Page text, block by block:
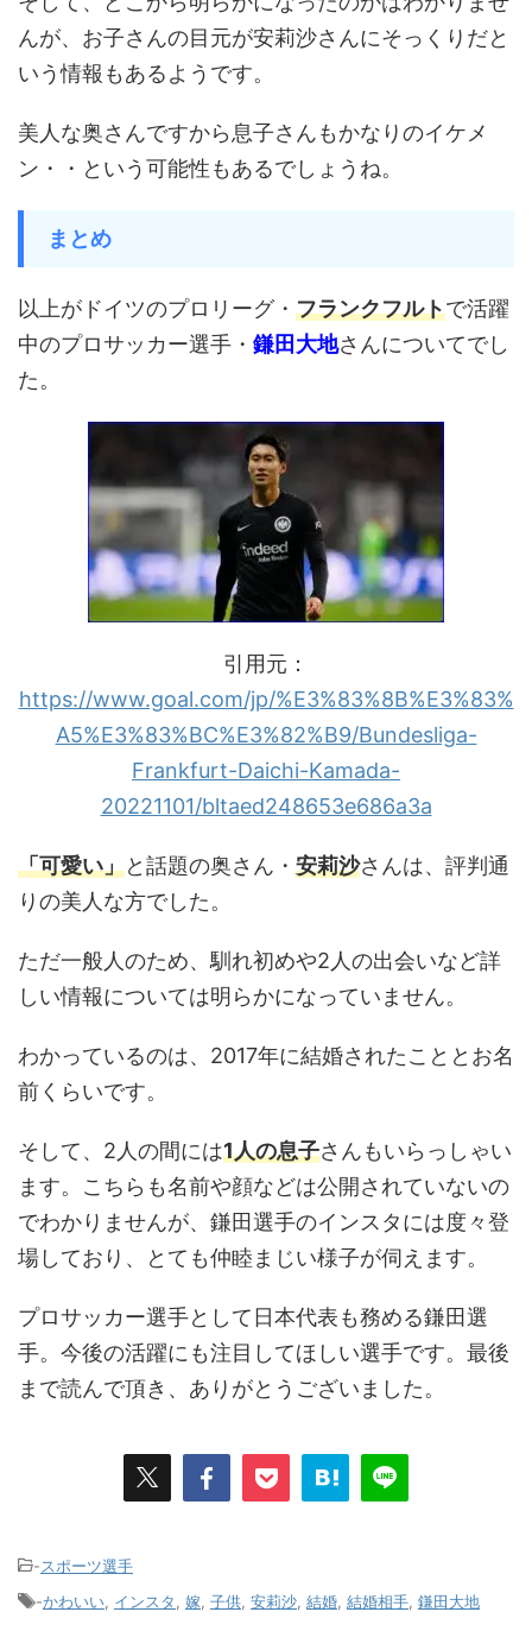
んが、お子さんの目元が安莉沙さんにそっくりだと
いう情報もあるようです。
美人な奥さんですから息子さんもかなりのイケメ
ン・・という可能性もあるでしょうね。
まとめ
以上がドイツのプロリーグ・ フランクフルトで活躍
中のプロサッカー選手・ 鎌田大地さんについてでし
た。
引用元：
https://www.goal.com/jp/%E3%83%8B%E3%83%
A5%E3%83%BC%E3%82%B9/Bundesliga-
Frankfurt-Daichi-Kamada-
20221101/bltaed248653e686a3a
「可愛い」と話題の奥さん・ 安莉沙さんは、評判通
りの美人な方でした。
ただ一般人のため、馴れ初めや2人の出会いなど詳
しい情報については明らかになっていません。
わかっているのは、2017年に結婚されたこととお名
前くらいです。
そして、2人の間には1人の息子さんもいらっしゃい
ます。こちらも名前や顔などは公開されていないの
でわかりませんが、鎌田選手のインスタには度々登
場しており、とても仲睦まじい様子が伺えます。
プロサッカー選手として日本代表も務める鎌田選
手。今後の活躍にも注目してほしい選手です。最後
まで読んで頂き、ありがとうございました。
-スポーツ選手
-かわいい インスタ 嫁 子供 安莉沙 結婚 結婚相手 鎌田大地